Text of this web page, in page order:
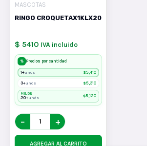
MASCOTAS
RINGO CROQUETAX1KLX20
$ 5410 IVA incluido
% Precios por cantidad
1+unds $5,410
3+unds $5,310
MEJOR
20+unds $5,120
− +
AGREGAR AL CARRITO